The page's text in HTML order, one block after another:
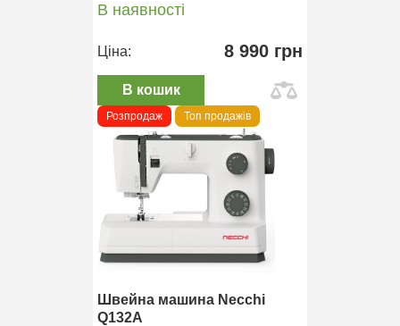
В наявності
Ціна: 8 990 грн
В кошик
Розпродаж Топ продажів
Швейна машина Necchi
Q132A